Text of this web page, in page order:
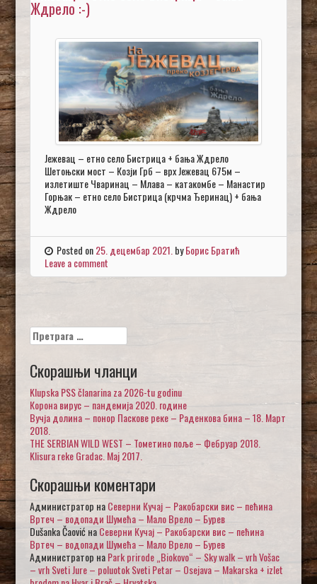
Ждрело :-)
Јежевац – етно село Бистрица + бања Ждрело
Шетоњски мост – Козји Грб – врх Јежевац 675м –
излетиште Чваринац – Млава – катакомбе – Манастир
Горњак – етно село Бистрица (крчма Ђеринац) + бања
Ждрело
Posted on25. децембар 2021. byБорис Братић
Leave a comment
Претрага
за:
Скорашњи чланци
Klupska PSS članarina za 2026-tu godinu
Корона вирус – пандемија 2020. године
Вучја долина – понор Паскове реке – Раденкова бина – 18. Март
2018.
THE SERBIAN WILD WEST – Тометино поље – Фебруар 2018.
Klisura reke Gradac. Maj 2017.
Скорашњи коментари
Администратор наСеверни Кучај – Ракобарски вис – пећина
Вртеч – водопади Шумећа – Мало Врело – Бурев
Dušanka ČaovićнаСеверни Кучај – Ракобарски вис – пећина
Вртеч – водопади Шумећа – Мало Врело – Бурев
Администратор наPark prirode „Biokovo“ – Sky walk – vrh Vošac
– vrh Sveti Jure – poluotok Sveti Petar – Osejava – Makarska + izlet